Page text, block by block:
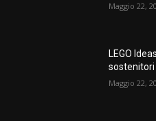
Maggio 22,
LEGO
sostenitori
Maggio 22,